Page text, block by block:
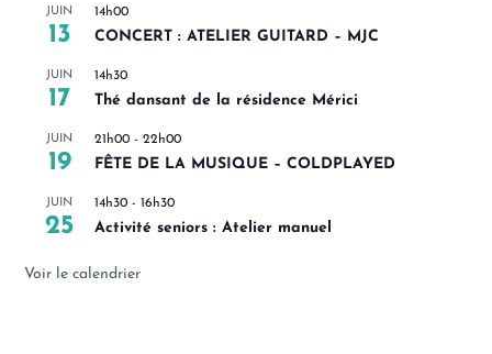
JUIN
13
14h00
CONCERT : ATELIER GUITARD – MJC
JUIN
17
14h30
Thé dansant de la résidence Mérici
JUIN
19
21h00 -22h00
FÊTE DE LA MUSIQUE – COLDPLAYED
JUIN
25
14h30 -16h30
Activité seniors : Atelier manuel
Voir le calendrier